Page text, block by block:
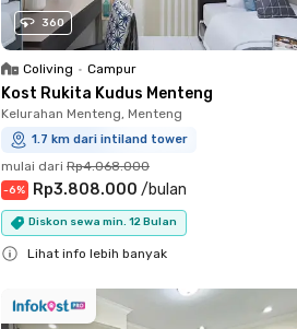
360
Coliving • Campur
Kost Rukita Kudus Menteng
Kelurahan Menteng, Menteng
1.7 km dari intiland tower
mulai dari Rp4.068.000
-6% Rp3.808.000 /bulan
Diskon sewa min. 12 Bulan
Lihat info lebih banyak